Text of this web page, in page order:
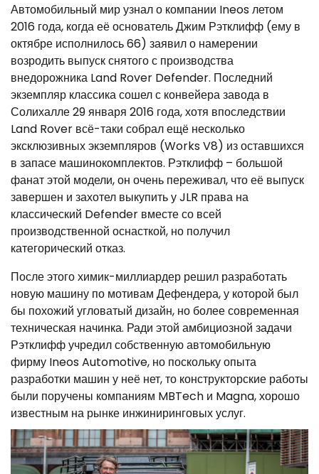
Автомобильный мир узнал о компании Ineos летом
2016 года, когда её основатель Джим Рэтклифф (ему в
октябре исполнилось 66) заявил о намерении
возродить выпуск снятого с производства
внедорожника Land Rover Defender. Последний
экземпляр классика сошел с конвейера завода в
Солихалле 29 января 2016 года, хотя впоследствии
Land Rover всё-таки собрал ещё несколько
эксклюзивных экземпляров (Works V8) из оставшихся
в запасе машинокомплектов. Рэтклифф – большой
фанат этой модели, он очень переживал, что её выпуск
завершен и захотел выкупить у JLR права на
классический Defender вместе со всей
производственной оснасткой, но получил
категорический отказ.
После этого химик-миллиардер решил разработать
новую машину по мотивам Дефендера, у которой был
бы похожий угловатый дизайн, но более современная
техническая начинка. Ради этой амбициозной задачи
Рэтклифф учредил собственную автомобильную
фирму Ineos Automotive, но поскольку опыта
разработки машин у неё нет, то конструкторские работы
были поручены компаниям MBTech и Magna, хорошо
известным на рынке инжиниринговых услуг.